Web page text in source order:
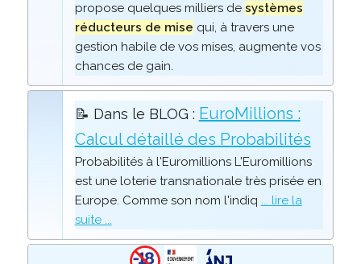
propose quelques milliers de systèmes
réducteurs de mise qui, à travers une
gestion habile de vos mises, augmente vos
chances de gain.
📝 Dans le BLOG : EuroMillions :
Calcul détaillé des Probabilités
Probabilités à l'Euromillions L'Euromillions
est une loterie transnationale très prisée en
Europe. Comme son nom l'indiq ... lire la
suite ...